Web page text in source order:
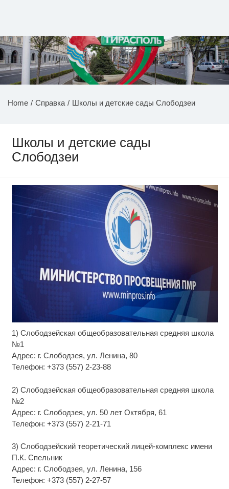
НОВОСТИ ПРИДНЕСТРОВЬЯ
Home Справка Школы и детские сады Слободзеи
Школы и детские сады
Слободзеи
1) Слободзейская общеобразовательная средняя школа
№1
Адрес: г. Слободзея, ул. Ленина, 80
Телефон: +373 (557) 2-23-88
2) Слободзейская общеобразовательная средняя школа
№2
Адрес: г. Слободзея, ул. 50 лет Октября, 61
Телефон: +373 (557) 2-21-71
3) Слободзейский теоретический лицей-комплекс имени
П.К. Спельник
Адрес: г. Слободзея, ул. Ленина, 156
Телефон: +373 (557) 2-27-57
i
Ролик длится пару секунд, но вы будете в шоке
Ржу не переставая, это видео пересмотришь не
Ролик из Омска: вы будете смеяться долго